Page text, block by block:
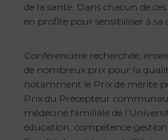
de la santé. Dans chacun de
en profite pour sensibiliser à sa
Conférencière recherchée,
de nombreux prix pour la
notamment le Prix de mérite
Prix du Précepteur
médecine familiale de
éducation, compétence